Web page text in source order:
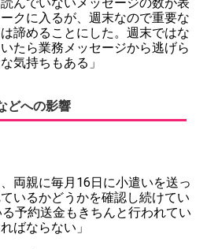
クに入るが、週末なので重要な
諦めることにした。週末ではな
たら業務メッセージから逃げら
気持ちもある」
どへの影響
両親に毎月16日に小遣いを送っ
いるかどうかを確認し続けてい
予約送金もきちんと行われてい
ばならない」